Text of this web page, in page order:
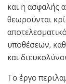
και η ασφαλής
θεωρούνται
υποθέσεων,
και
Το έργο